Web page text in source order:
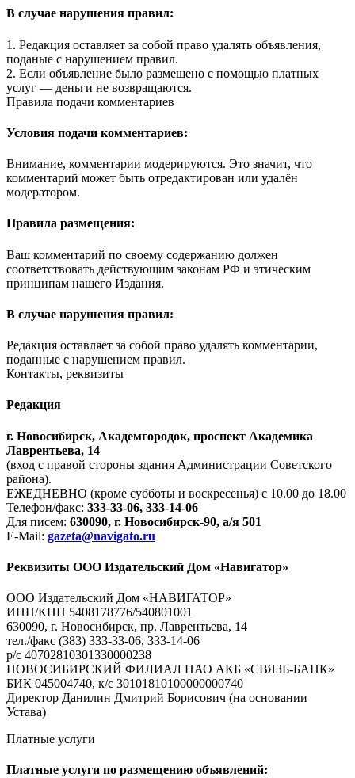
В случае нарушения правил:
1. Редакция оставляет за собой право удалять объявления,
поданые с нарушением правил.
2. Если объявление было размещено с помощью платных
услуг — деньги не возвращаются.
Правила подачи комментариев
Условия подачи комментариев:
Внимание, комментарии модерируются. Это значит, что
комментарий может быть отредактирован или удалён
модератором.
Правила размещения:
Ваш комментарий по своему содержанию должен
соответствовать действующим законам РФ и этическим
принципам нашего Издания.
В случае нарушения правил:
Редакция оставляет за собой право удалять комментарии,
поданные с нарушением правил.
Контакты, реквизиты
Редакция
г. Новосибирск, Академгородок, проспект Академика
Лаврентьева, 14
(вход с правой стороны здания Администрации Советского
района).
ЕЖЕДНЕВНО (кроме субботы и воскресенья) с 10.00 до 18.00
Телефон/факс: 333-33-06, 333-14-06
Для писем: 630090, г. Новосибирск-90, а/я 501
E-Mail: gazeta@navigato.ru
Реквизиты ООО Издательский Дом «Навигатор»
ООО Издательский Дом «НАВИГАТОР»
ИНН/КПП 5408178776/540801001
630090, г. Новосибирск, пр. Лаврентьева, 14
тел./факс (383) 333-33-06, 333-14-06
р/с 40702810301330000238
НОВОСИБИРСКИЙ ФИЛИАЛ ПАО АКБ «СВЯЗЬ-БАНК»
БИК 045004740, к/с 30101810100000000740
Директор Данилин Дмитрий Борисович (на основании
Устава)
Платные услуги
Платные услуги по размещению объявлений: